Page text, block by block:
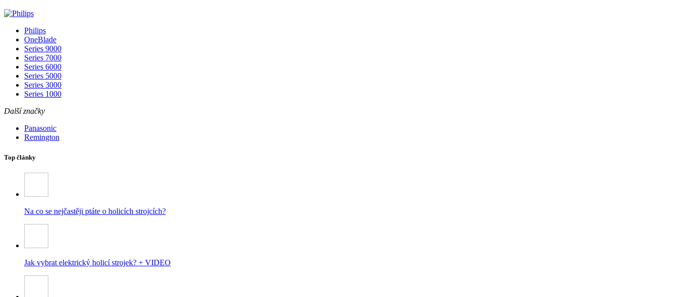
Philips
OneBlade
Series 9000
Series 7000
Series 6000
Series 5000
Series 3000
Series 1000
Další značky
Panasonic
Remington
Top články
Na co se nejčastěji ptáte o holicích strojcích?
Jak vybrat elektrický holicí strojek? + VIDEO